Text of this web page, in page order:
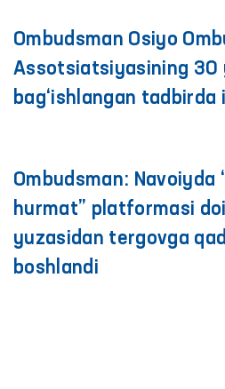
Ombudsman Osiyo
Assotsiatsiyasining 30
bag‘ishlangan
Ombudsman: Navoiyda
hurmat” platformasi
yuzasidan tergovga
boshlandi